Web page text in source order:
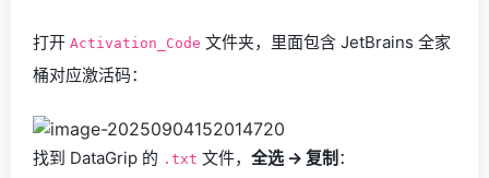
打开 Activation_Code 文件夹，里面包含 JetBrains 全家
桶对应激活码：
找到 DataGrip 的 .txt 文件， 全选 → 复制 ：